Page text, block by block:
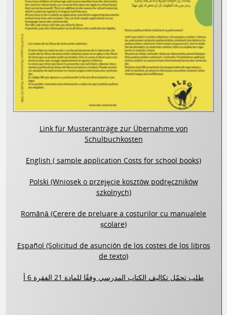
Link für Musteranträge zur Übernahme von
Schulbuchkosten
English ( sample application Costs for school books)
Polski (Wniosek o przejęcie kosztów podręczników
szkolnych)
Română (Cerere de preluare a costurilor cu manualele
școlare)
Español (Solicitud de asunción de los costes de los libros
de texto)
طلب تحمّل تكاليف الكتاب المدرسي وفقًا للمادة 21 الفقرة 6 أ